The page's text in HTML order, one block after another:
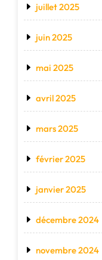
juillet 2025
juin 2025
mai 2025
avril 2025
mars 2025
février 2025
janvier 2025
décembre 2024
novembre 2024